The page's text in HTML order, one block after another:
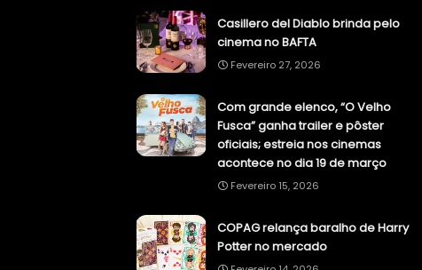
Casillero del Diablo brinda pelo
cinema no BAFTA
Fevereiro 27, 2026
Com grande elenco, “O Velho
Fusca” ganha trailer e pôster
oficiais; estreia nos cinemas
acontece no dia 19 de março
Fevereiro 15, 2026
COPAG relança baralho de Harry
Potter no mercado